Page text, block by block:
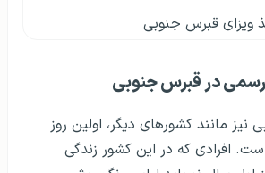
ویزای قبرس جنوبی
اقامت در قبرس جنوبی
رسمی در قبرس جنوبی
مانند کشورهای دیگر، اولین روز
است. افرادی که در این کشور زندگی